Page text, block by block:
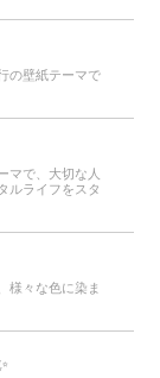
の壁紙テーマで
マで、大切な人
ルライフをスタ
様々な色に染ま